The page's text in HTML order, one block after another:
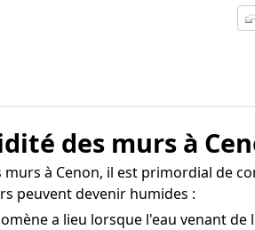
des murs à
à Cenon, il est primordial de
peuvent devenir humides :
a lieu lorsque l'eau venant